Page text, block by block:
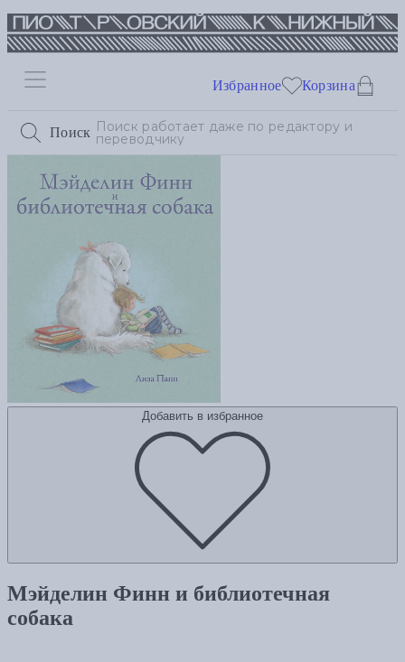
Поиск
Избранное Корзина
Добавить в избранное
Мэйделин Финн и библиотечная
собака